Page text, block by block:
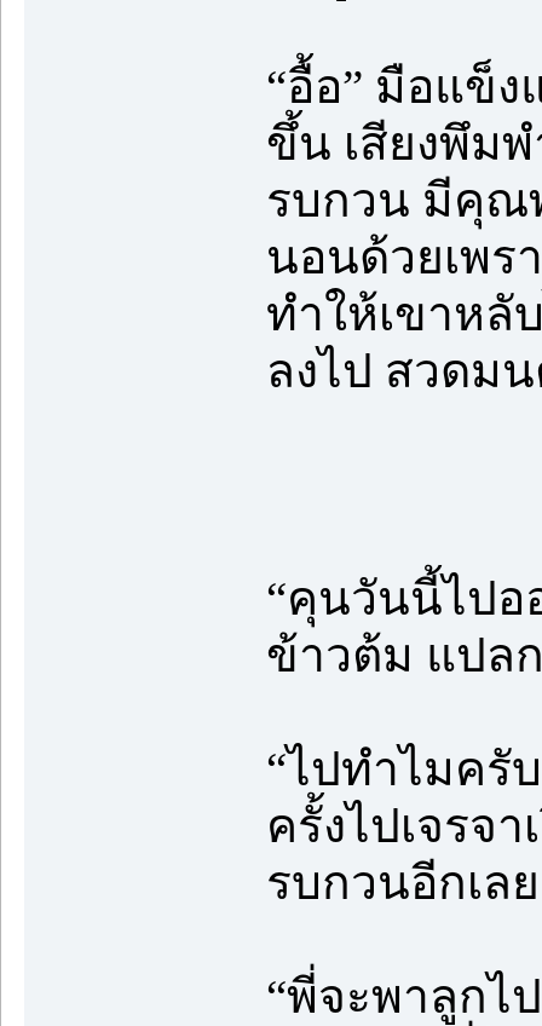
“อื้อ” มือแข็
ขึ้น เสียงพึม
รบกวน มีคุณ
นอนด้วยเพร
ทำให้เขาหลั
ลงไป สวดม
“คุนวันนี้ไป
ข้าวต้ม แปล
“ไปทำไมครั
ครั้งไปเจรจ
รบกวนอีกเลย
“พี่จะพาลูกไ